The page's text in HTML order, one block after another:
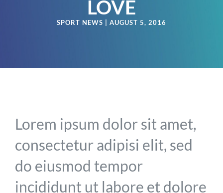
LOVE
SPORT NEWS | AUGUST 5, 2016
Lorem ipsum dolor sit amet,
consectetur adipisi elit, sed
do eiusmod tempor
incididunt ut labore et dolore